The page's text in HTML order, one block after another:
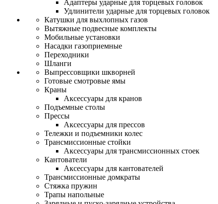
Адаптеры ударные для торцевых головок
Удлинители ударные для торцевых головок
Катушки для выхлопных газов
Вытяжные подвесные комплекты
Мобильные установки
Насадки газоприемные
Переходники
Шланги
Выпрессовщики шкворней
Готовые смотровые ямы
Краны
Аксессуары для кранов
Подъемные столы
Прессы
Аксессуары для прессов
Тележки и подъемники колес
Трансмиссионные стойки
Аксессуары для трансмиссионных стоек
Кантователи
Аксессуары для кантователей
Трансмиссионные домкраты
Стяжка пружин
Трапы напольные